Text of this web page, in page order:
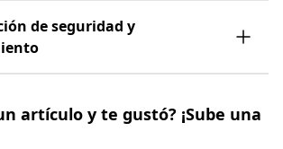
de seguridad y
artículo y te gustó? ¡Sube una